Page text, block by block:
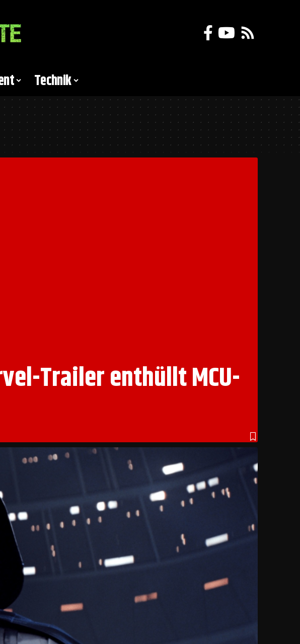
Technik
Trailer enthüllt MCU-